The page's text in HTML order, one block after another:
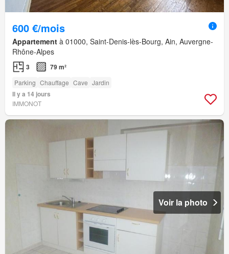
600 €/mois
Appartement à 01000, Saint-Denis-lès-Bourg, Ain, Auvergne-
Rhône-Alpes
3 79 m²
Parking Chauffage Cave Jardin
Il y a 14 jours
IMMONOT
Voir la photo